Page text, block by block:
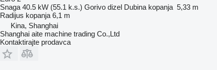
Snaga 40.5 kW (55.1 k.s.) Gorivo dizel Dubina kopanja 5,33 m
Radijus kopanja 6,1 m
Kina, Shanghai
Shanghai aite machine trading Co.,Ltd
Kontaktirajte prodavca